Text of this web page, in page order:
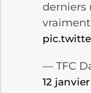
derniers
— TFC
12